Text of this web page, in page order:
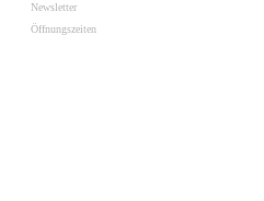
Newsletter
Öffnungszeiten